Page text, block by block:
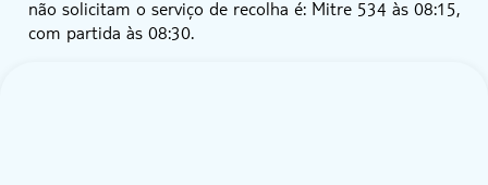
não solicitam o serviço de recolha é: Mitre 534 às 08:15,
com partida às 08:30.